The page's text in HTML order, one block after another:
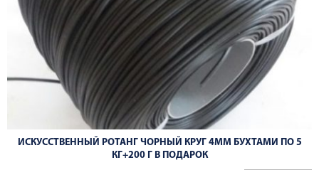
ИСКУССТВЕННЫЙ РОТАНГ ЧОРНЫЙ КРУГ 4ММ БУХТАМИ ПО 5
КГ+200 Г В ПОДАРОК